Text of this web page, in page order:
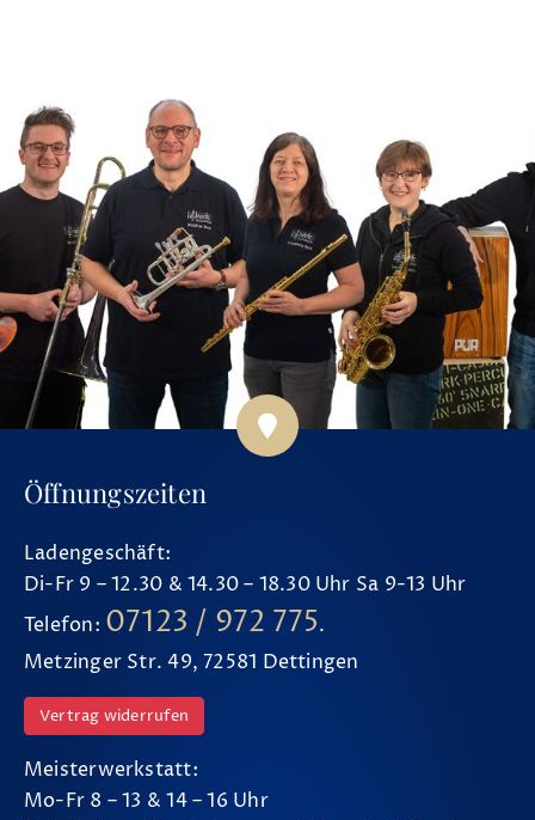
Öffnungszeiten
Ladengeschäft:
Di-Fr 9 – 12.30 & 14.30 – 18.30 Uhr Sa 9-13 Uhr
Telefon: 07123 / 972 775.
Metzinger Str. 49, 72581 Dettingen
Vertrag widerrufen
Meisterwerkstatt:
Mo-Fr 8 – 13 & 14 – 16 Uhr